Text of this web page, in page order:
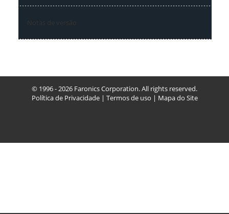
Notas de versão
© 1996 - 2026 Faronics Corporation. All rights reserved.
Política de Privacidade| Termos de uso | Mapa do Site